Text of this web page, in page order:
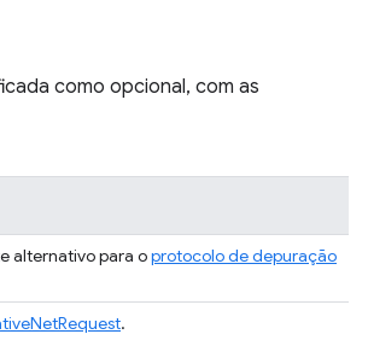
como opcional, com as
alternativo para oprotocolo de depuração
.